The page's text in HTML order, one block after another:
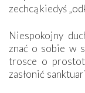
zechcą kiedyś
Niespokojny
znać o sobie w
trosce o
zasłonić